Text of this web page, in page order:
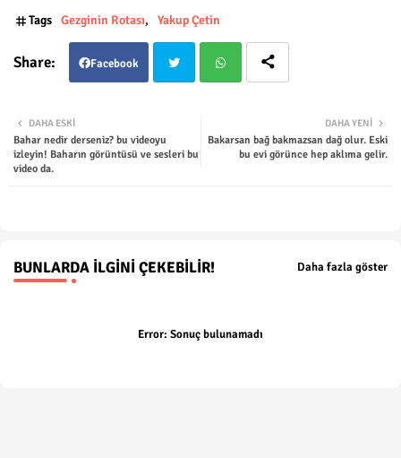
Tags Gezginin Rotası Yakup Çetin
Facebook
tsap
DAHA YENI
Bakarsan bağ bakmazsan dağ olur. Eski
bu evi görünce hep aklıma gelir.
DAHA ESKI
Bahar nedir derseniz? bu videoyu
izleyin! Baharın görüntüsü ve sesleri bu
video da.
BUNLARDA İLGINI ÇEKEBILIR! Daha fazla göster
Error: Sonuç bulunamadı